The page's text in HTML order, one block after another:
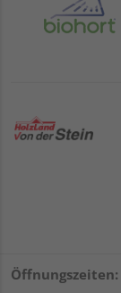
Öffnungszeiten: